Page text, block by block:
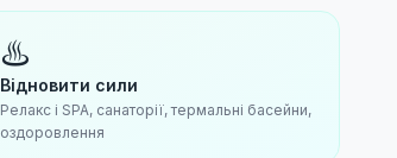
♨️
Відновити сили
Релакс і SPA, санаторії, термальні басейни,
оздоровлення